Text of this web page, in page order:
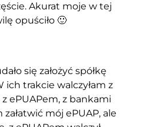
Akurat moje w tej
opuściło 🙂
się założyć spółkę
ich trakcie walczyłam z
ePUAPem, z bankami
mój ePUAP, ale